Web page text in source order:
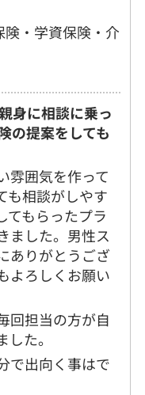
・学資保険・介
身に相談に乗っ
の提案をしても
雰囲気を作って
も相談がしやす
てもらったプラ
ました。男性ス
ありがとうござ
よろしくお願い
回担当の方が自
た。
で出向く事はで